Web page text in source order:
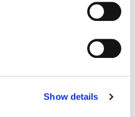
Show details